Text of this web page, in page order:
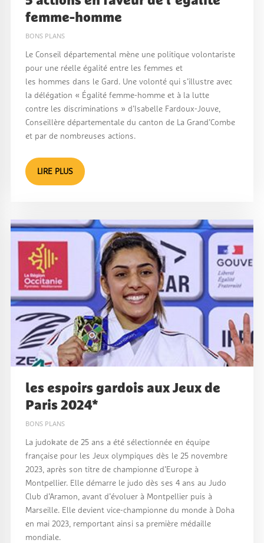
femme-homme
BONS PLANS
Le Conseil départemental mène une politique volontariste
pour une réelle égalité entre les femmes et
les hommes dans le Gard. Une volonté qui s’illustre avec
la délégation « Égalité femme-homme et à la lutte
contre les discriminations » d’Isabelle Fardoux-Jouve,
Conseillère départementale du canton de La Grand’Combe
et par de nombreuses actions.
LIRE PLUS
les espoirs gardois aux Jeux de
Paris 2024*
BONS PLANS
La judokate de 25 ans a été sélectionnée en équipe
française pour les Jeux olympiques dès le 25 novembre
2023, après son titre de championne d’Europe à
Montpellier. Elle démarre le judo dès ses 4 ans au Judo
Club d’Aramon, avant d’évoluer à Montpellier puis à
Marseille. Elle devient vice-championne du monde à Doha
en mai 2023, remportant ainsi sa première médaille
mondiale.